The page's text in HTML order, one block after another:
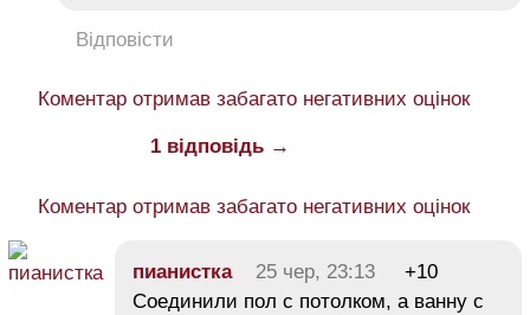
Відповісти
Коментар отримав забагато негативних оцінок
1 відповідь →
Коментар отримав забагато негативних оцінок
пианистка 25 чер, 23:13
+10
Соединили пол с потолком, а ванну с